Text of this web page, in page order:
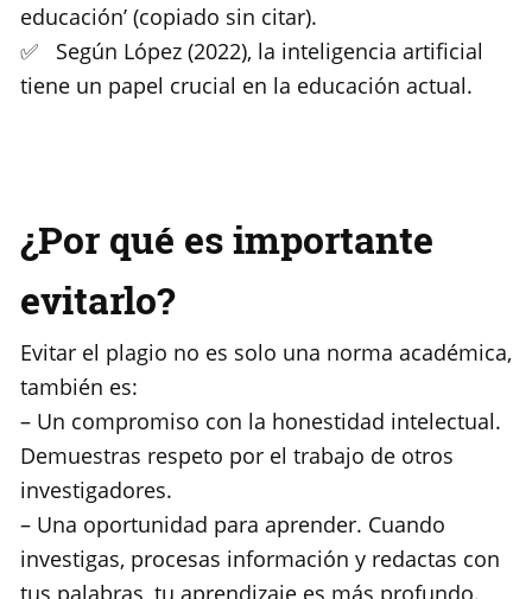
educación’ (copiado sin citar).
✅ Según López (2022), la inteligencia artificial
tiene un papel crucial en la educación actual.
¿Por qué es importante
evitarlo?
Evitar el plagio no es solo una norma académica,
también es:
– Un compromiso con la honestidad intelectual.
Demuestras respeto por el trabajo de otros
investigadores.
– Una oportunidad para aprender. Cuando
investigas, procesas información y redactas con
tus palabras, tu aprendizaje es más profundo.